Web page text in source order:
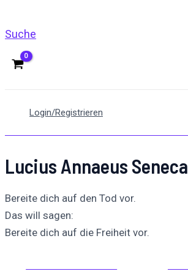
Suche
Login/Registrieren
Lucius Annaeus Seneca
Bereite dich auf den Tod vor.
Das will sagen:
Bereite dich auf die Freiheit vor.